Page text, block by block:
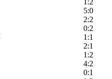
1:2
5:0
2:2
0:2
1:1
2:1
1:2
4:2
0:1